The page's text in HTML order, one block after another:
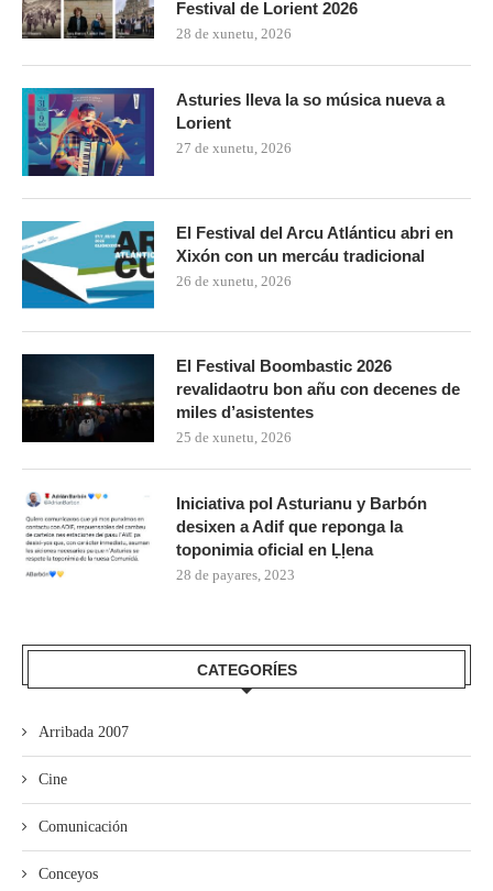
Festival de Lorient 2026
28 de xunetu, 2026
Asturies lleva la so música nueva a
Lorient
27 de xunetu, 2026
El Festival del Arcu Atlánticu abri en
Xixón con un mercáu tradicional
26 de xunetu, 2026
El Festival Boombastic 2026
revalidaotru bon añu con decenes de
miles d’asistentes
25 de xunetu, 2026
Iniciativa pol Asturianu y Barbón
desixen a Adif que reponga la
toponimia oficial en Ḷḷena
28 de payares, 2023
CATEGORÍES
Arribada 2007
Cine
Comunicación
Conceyos